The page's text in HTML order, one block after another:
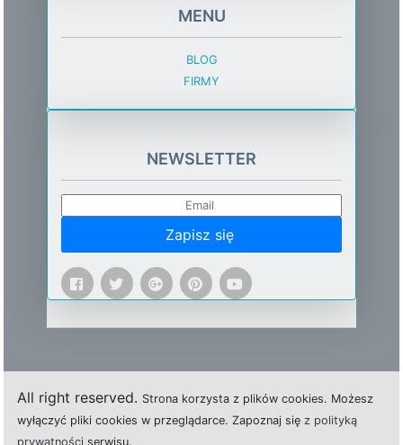
MENU
BLOG
FIRMY
NEWSLETTER
Zapisz się
All right reserved. Strona korzysta z plików cookies. Możesz
wyłączyć pliki cookies w przeglądarce. Zapoznaj się z polityką
prywatności serwisu.